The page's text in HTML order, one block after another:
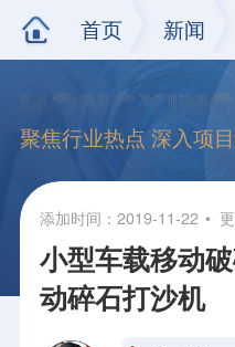
首页 新闻
聚焦行业热点 深入项
添加时间：2019-11-22
小型车载移动
动碎石打沙机